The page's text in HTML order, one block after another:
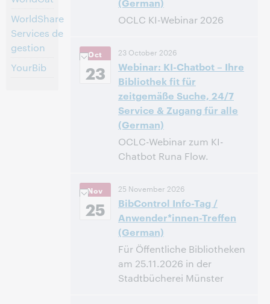
WorldShare
Services de
gestion
YourBib
OCLC KI-Webinar 2026
[Summer] Time [UTC +2]
Inscrivez-vous pour
participer
Oct
23
23 October 2026
Webinar: KI-Chatbot – Ihre
Bibliothek fit für
zeitgemäße Suche, 24/7
Service & Zugang für alle
(German)
OCLC-Webinar zum KI-
Chatbot Runa Flow.
[Summer] Time [UTC +2]
Inscrivez-vous pour
participer
Nov
25
25 November 2026
BibControl Info-Tag /
Anwender*innen-Treffen
(German)
Für Öffentliche Bibliotheken
am 25.11.2026 in der
Stadtbücherei Münster